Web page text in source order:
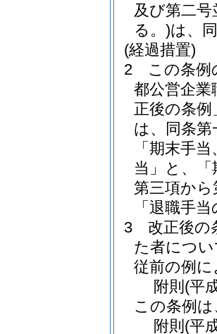
及び第二
る。)は、
(経過措置)
2
この条
都公営企
正後の条
は、同条
「期末手
当」と、
第三項か
「退職手
3
改正後の
た者につ
従前の例
附則 (平
この条例
附則 (平